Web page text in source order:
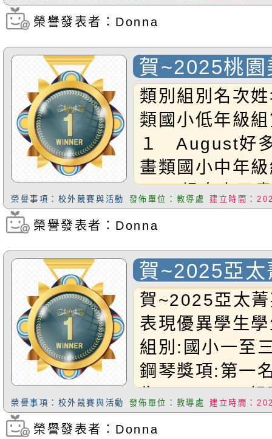
Sinnie同學!
瀏覽次數：288
榮譽發表者：Donna
賀~2025桃
榮獲佳績
書法現場書
類別組別名次
類國小低年級
１ August好
畫類國小中年
Nina候鳥來了
高年級組入選
組第三名Ｇ３
(10/28新增)佳
本校G6Sara書
後,10/17參加
寫競賽，榮獲
書法第三名喔
獎同學們！福
榮!!
榮譽事項：校外競賽與活動 發佈單位：教導處 建立時間：
瀏覽次數：849
榮譽發表者：Donna
賀~2025亞
大賽 表現優
賀~2025亞太
表現優異學生
組別:國小一至
鋼琴獎項:第一
生:G5Brylee組
至六年級長笛
榮譽事項：校外競賽與活動 發佈單位：教導處 建立時間：
瀏覽次數：322
榮譽發表者：Donna